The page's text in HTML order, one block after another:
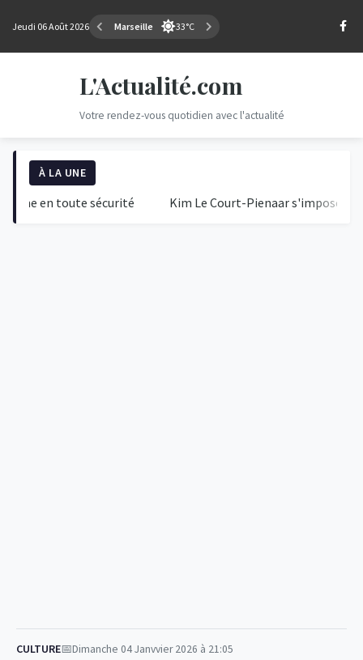
Jeudi 06 Août 2026 Marseille 33°C
L'Actualité.com
Votre rendez-vous quotidien avec l'actualité
À LA UNE
en toute sécurité Kim Le Court-Pienaar s'impose à
CULTURE Dimanche 04 Janvvier 2026 à 21:05